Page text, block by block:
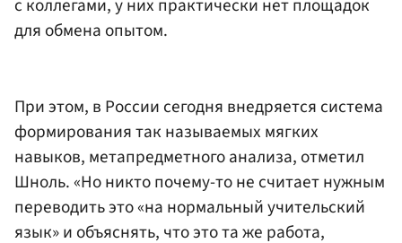
с коллегами, у них практически нет площадок
для обмена опытом.
При этом, в России сегодня внедряется система
формирования так называемых мягких
навыков, метапредметного анализа, отметил
Шноль. «Но никто почему-то не считает нужным
переводить это «на нормальный учительский
язык» и объяснять, что это та же работа,